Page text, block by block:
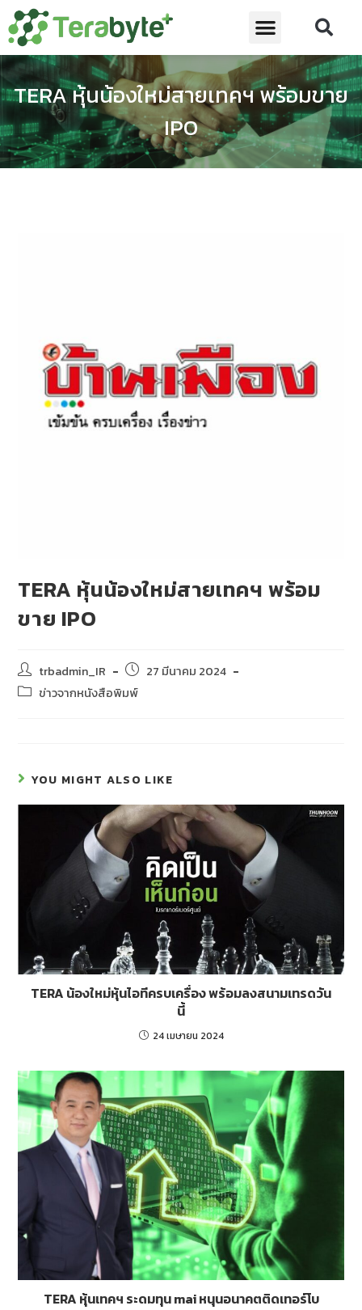
TERA หุ้นน้องใหม่สายเทคฯ พร้อมขาย
IPO
TERA หุ้นน้องใหม่สายเทคฯ พร้อม
ขาย IPO
trbadmin_IR
27 มีนาคม 2024
ข่าวจากหนังสือพิมพ์
YOU MIGHT ALSO LIKE
TERA น้องใหม่หุ้นไอทีครบเครื่อง พร้อมลงสนามเทรดวัน
นี้
24 เมษายน 2024
TERA หุ้นเทคฯ ระดมทุน mai หนุนอนาคตติดเทอร์โบ